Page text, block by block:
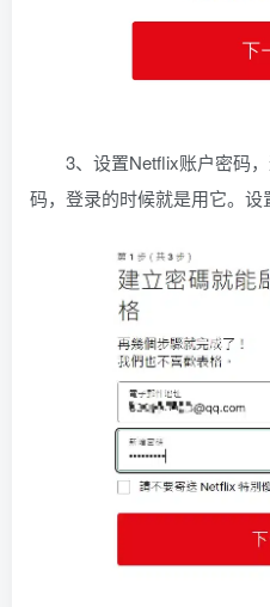
3、设置Netflix账户密码
码，登录的时候就是用它。设